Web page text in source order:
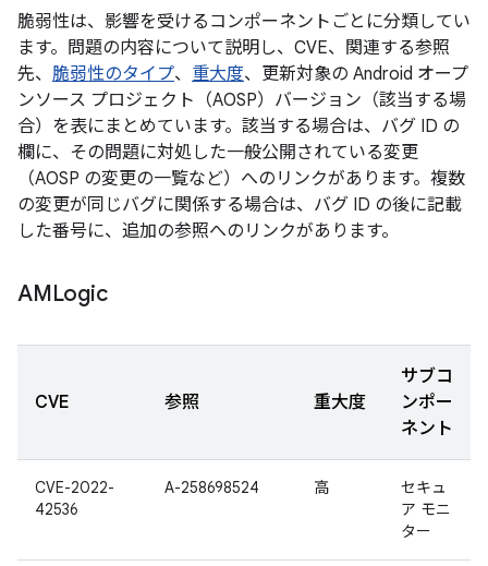
脆弱性は、影響を受けるコンポーネントごとに分類してい
ます。問題の内容について説明し、CVE、関連する参照
先、 脆弱性のタイプ、 重大度、更新対象の Android オープ
ンソース プロジェクト（AOSP）バージョン（該当する場
合）を表にまとめています。該当する場合は、バグ ID の
欄に、その問題に対処した一般公開されている変更
（AOSP の変更の一覧など）へのリンクがあります。複数
の変更が同じバグに関係する場合は、バグ ID の後に記載
した番号に、追加の参照へのリンクがあります。
AMLogic
CVE 参照 重大度
サブコ
ンポー
ネント
CVE-2022-
42536
A-258698524 高
セキュ
ア モニ
ター